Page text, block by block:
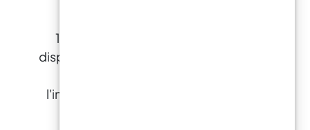
15 ans d'expérience à votre entière
disposition pour vous fournir des résines
l'industrie, le bricolage, le revêtement